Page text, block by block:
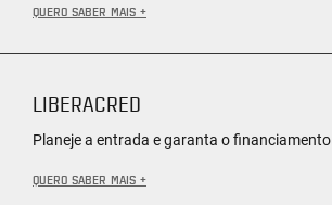
QUERO SABER MAIS +
LIBERACRED
Planeje a entrada e garanta o
QUERO SABER MAIS +